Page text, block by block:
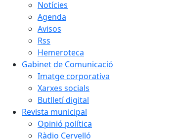
Notícies
Agenda
Avisos
Rss
Hemeroteca
Gabinet de Comunicació
Imatge corporativa
Xarxes socials
Butlletí digital
Revista municipal
Opinió política
Ràdio Cervelló